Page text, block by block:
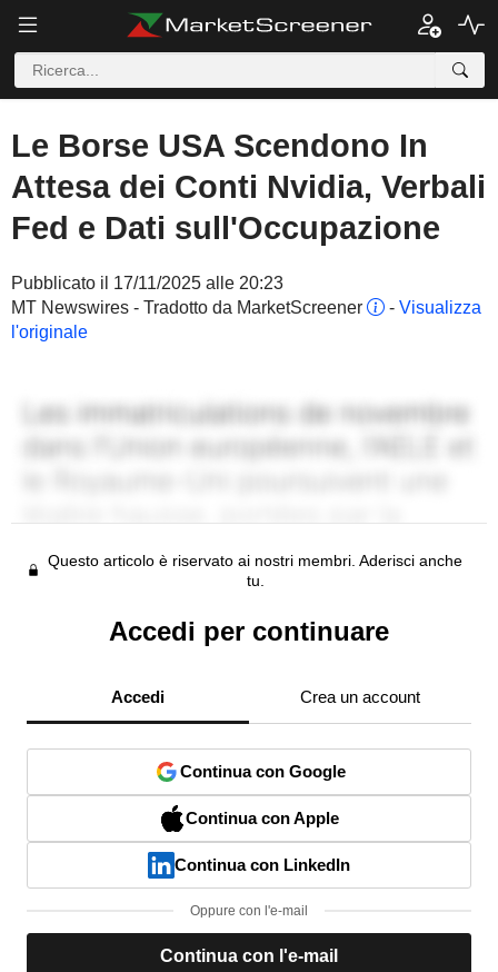
Le Borse USA Scendono In
Attesa dei Conti Nvidia, Verbali
Fed e Dati sull'Occupazione
Pubblicato il 17/11/2025 alle 20:23
MT Newswires - Tradotto da MarketScreener
- Visualizza
l'originale
Questo articolo è riservato ai nostri membri. Aderisci anche
tu.
Accedi per continuare
Accedi Crea un account
Continua con Google
Continua con Apple
Continua con LinkedIn
Oppure con l'e-mail
Continua con l'e-mail